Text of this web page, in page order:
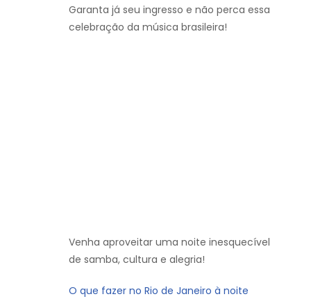
Garanta já seu ingresso e não perca essa
celebração da música brasileira!
Venha aproveitar uma noite inesquecível
de samba, cultura e alegria!
O que fazer no Rio de Janeiro à noite